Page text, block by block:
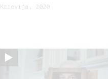
Krievija, 2020